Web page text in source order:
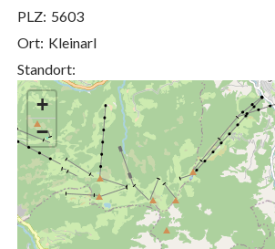
PLZ: 5603
Ort: Kleinarl
Standort:
+
−